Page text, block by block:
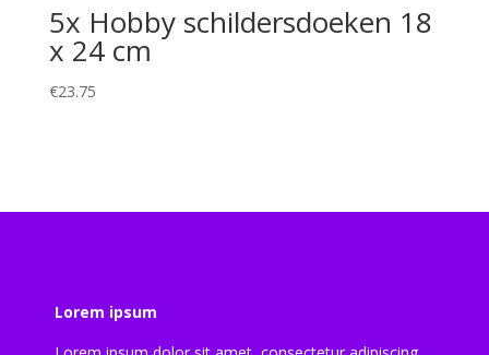
5x Hobby schildersdoeken 18
x 24 cm
€23.75
Lorem ipsum